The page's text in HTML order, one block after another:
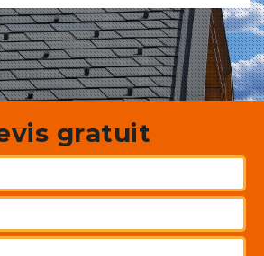
gratuit